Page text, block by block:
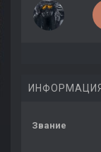
ИНФОРМАЦИЯ
Звание